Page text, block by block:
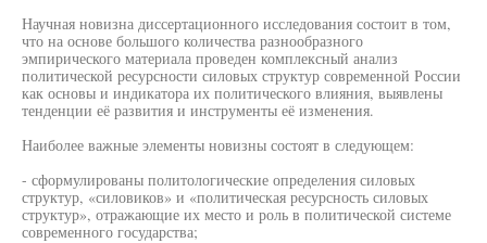
Научная новизна диссертационного исследования состоит в том,
что на основе большого количества разнообразного
эмпирического материала проведен комплексный анализ
политической ресурсности силовых структур современной России
как основы и индикатора их политического влияния, выявлены
тенденции её развития и инструменты её изменения.
Наиболее важные элементы новизны состоят в следующем:
- сформулированы политологические определения силовых
структур, «силовиков» и «политическая ресурсность силовых
структур», отражающие их место и роль в политической системе
современного государства;